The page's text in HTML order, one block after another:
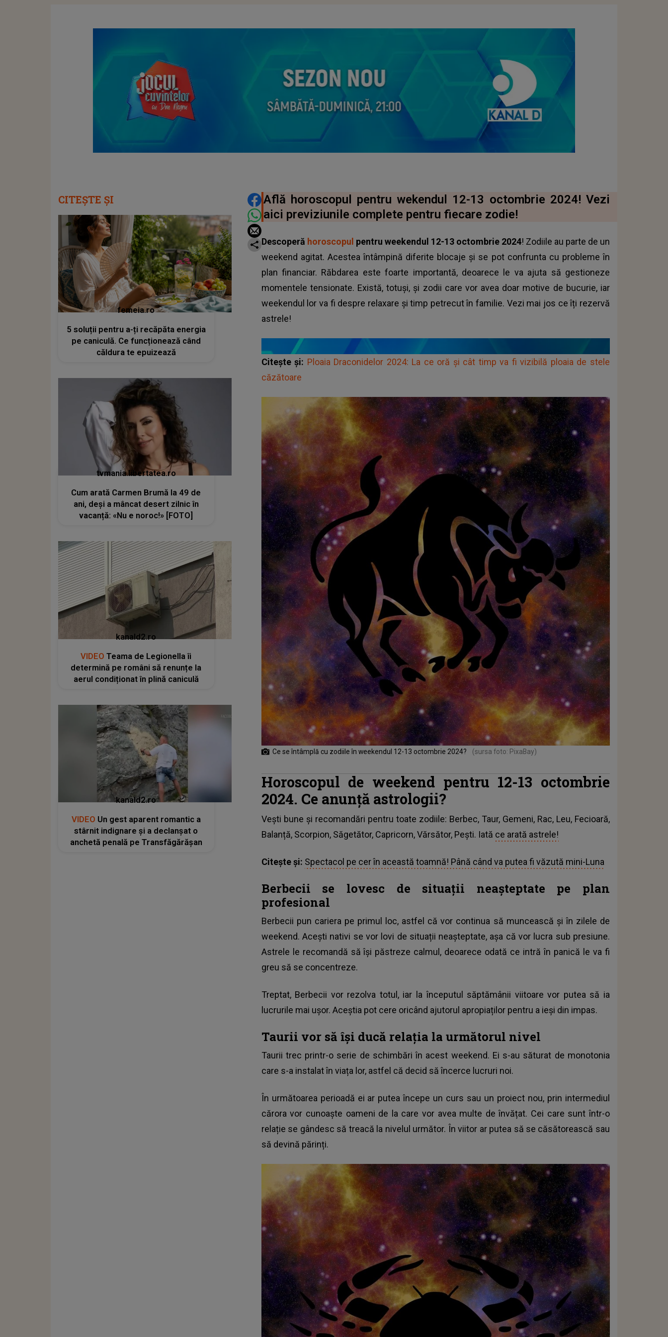
DISTRIBUIE ARTICOLUL
Află horoscopul pentru wekendul 12-13 octombrie 2024! Vezi
aici previziunile complete pentru fiecare zodie!
Descoperă horoscopul pentru weekendul 12-13 octombrie 2024! Zodiile au parte de un
weekend agitat. Acestea întâmpină diferite blocaje și se pot confrunta cu probleme în
plan financiar. Răbdarea este foarte importantă, deoarece le va ajuta să gestioneze
momentele tensionate. Există, totuși, și zodii care vor avea doar motive de bucurie, iar
weekendul lor va fi despre relaxare și timp petrecut în familie. Vezi mai jos ce îți rezervă
astrele!
Citește și: Ploaia Draconidelor 2024: La ce oră și cât timp va fi vizibilă ploaia de stele
căzătoare
Ce se întâmplă cu zodiile în weekendul 12-13 octombrie 2024? (sursa foto: PixaBay)
Horoscopul de weekend pentru 12-13 octombrie
2024. Ce anunță astrologii?
Vești bune și recomandări pentru toate zodiile: Berbec, Taur, Gemeni, Rac, Leu, Fecioară,
Balanță, Scorpion, Săgetător, Capricorn, Vărsător, Pești. Iată ce arată astrele!
Citește și: Spectacol pe cer în această toamnă! Până când va putea fi văzută mini-Luna
Berbecii se lovesc de situații neașteptate pe plan
profesional
Berbecii pun cariera pe primul loc, astfel că vor continua să muncească și în zilele de
weekend. Acești nativi se vor lovi de situații neașteptate, așa că vor lucra sub presiune.
Astrele le recomandă să își păstreze calmul, deoarece odată ce intră în panică le va fi
greu să se concentreze.
Treptat, Berbecii vor rezolva totul, iar la începutul săptămânii viitoare vor putea să ia
lucrurile mai ușor. Aceștia pot cere oricând ajutorul apropiaților pentru a ieși din impas.
Taurii vor să își ducă relația la următorul nivel
Taurii trec printr-o serie de schimbări în acest weekend. Ei s-au săturat de monotonia
care s-a instalat în viața lor, astfel că decid să încerce lucruri noi.
În următoarea perioadă ei ar putea începe un curs sau un proiect nou, prin intermediul
cărora vor cunoaște oameni de la care vor avea multe de învățat. Cei care sunt într-o
relație se gândesc să treacă la nivelul următor. În viitor ar putea să se căsătorească sau
să devină părinți.
CITEȘTE ȘI
femeia.ro
5 soluții pentru a-ți recăpăta energia
pe caniculă. Ce funcționează când
căldura te epuizează
tvmania.libertatea.ro
Cum arată Carmen Brumă la 49 de
ani, deși a mâncat desert zilnic în
vacanță: «Nu e noroc!» [FOTO]
kanald2.ro
VIDEO Teama de Legionella îi
determină pe români să renunțe la
aerul condiționat în plină caniculă
kanald2.ro
VIDEO Un gest aparent romantic a
stârnit indignare și a declanșat o
anchetă penală pe Transfăgărășan